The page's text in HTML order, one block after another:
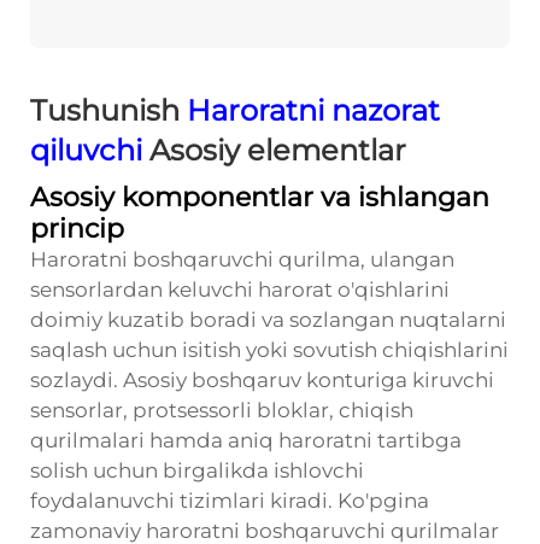
Tushunish Haroratni nazorat
qiluvchi Asosiy elementlar
Asosiy komponentlar va ishlangan
princip
Haroratni boshqaruvchi qurilma, ulangan
sensorlardan keluvchi harorat o'qishlarini
doimiy kuzatib boradi va sozlangan nuqtalarni
saqlash uchun isitish yoki sovutish chiqishlarini
sozlaydi. Asosiy boshqaruv konturiga kiruvchi
sensorlar, protsessorli bloklar, chiqish
qurilmalari hamda aniq haroratni tartibga
solish uchun birgalikda ishlovchi
foydalanuvchi tizimlari kiradi. Ko'pgina
zamonaviy haroratni boshqaruvchi qurilmalar